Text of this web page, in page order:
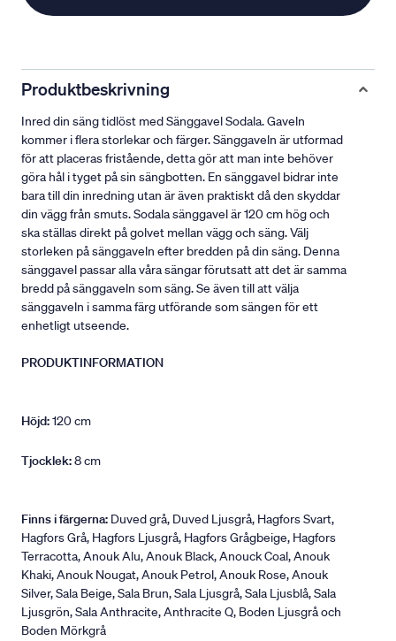
Produktbeskrivning
Inred din säng tidlöst med Sänggavel Sodala. Gaveln
kommer i flera storlekar och färger. Sänggaveln är utformad
för att placeras fristående, detta gör att man inte behöver
göra hål i tyget på sin sängbotten. En sänggavel bidrar inte
bara till din inredning utan är även praktiskt då den skyddar
din vägg från smuts. Sodala sänggavel är 120 cm hög och
ska ställas direkt på golvet mellan vägg och säng. Välj
storleken på sänggaveln efter bredden på din säng. Denna
sänggavel passar alla våra sängar förutsatt att det är samma
bredd på sänggaveln som säng. Se även till att välja
sänggaveln i samma färg utförande som sängen för ett
enhetligt utseende.
PRODUKTINFORMATION
Höjd:120 cm
Tjocklek:8 cm
Finns i färgerna: Duved grå, Duved Ljusgrå, Hagfors Svart,
Hagfors Grå, Hagfors Ljusgrå, Hagfors Grågbeige, Hagfors
Terracotta, Anouk Alu, Anouk Black, Anouck Coal, Anouk
Khaki, Anouk Nougat, Anouk Petrol, Anouk Rose, Anouk
Silver, Sala Beige, Sala Brun, Sala Ljusgrå, Sala Ljusblå, Sala
Ljusgrön, Sala Anthracite, Anthracite Q, Boden Ljusgrå och
Boden Mörkgrå